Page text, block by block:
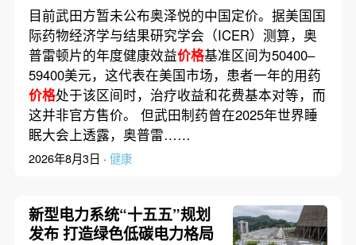
目前武田方暂未公布奥泽悦的中国定价。据美国国
际药物经济学与结果研究学会（ICER）测算，奥
普雷顿片的年度健康效益价格基准区间为50400–
59400美元，这代表在美国市场，患者一年的用药
价格处于该区间时，治疗收益和花费基本对等，而
这并非官方售价。 但武田制药曾在2025年世界睡
眠大会上透露，奥普雷……
2026年8月3日 · 健康
新型电力系统“十五五”规划
发布 打造绿色低碳电力格局